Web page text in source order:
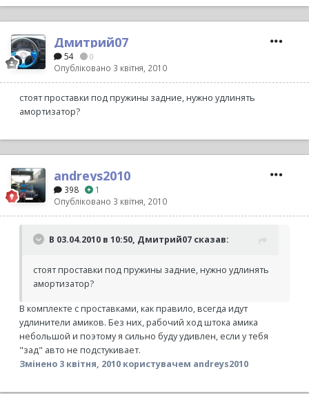
Дмитрий07
54 0
Опубліковано 3 квітня, 2010
стоят проставки под пружины задние, нужно удлинять
амортизатор?
andreys2010
398
1
Опубліковано 3 квітня, 2010
В 03.04.2010 в 10:50, Дмитрий07 сказав:
стоят проставки под пружины задние, нужно удлинять
амортизатор?
В комплекте с проставками, как правило, всегда идут
удлинители амиков. Без них, рабочий ход штока амика
небольшой и поэтому я сильно буду удивлен, если у тебя
"зад" авто не подстукивает.
Змінено 3 квітня, 2010 користувачем andreys2010